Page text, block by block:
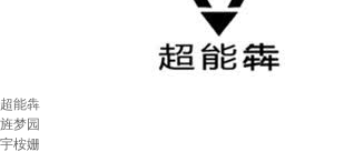
超能犇
旌梦园
宇桉姗